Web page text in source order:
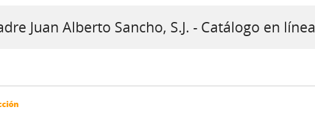
Juan Alberto Sancho, S.J. - Catálogo en línea